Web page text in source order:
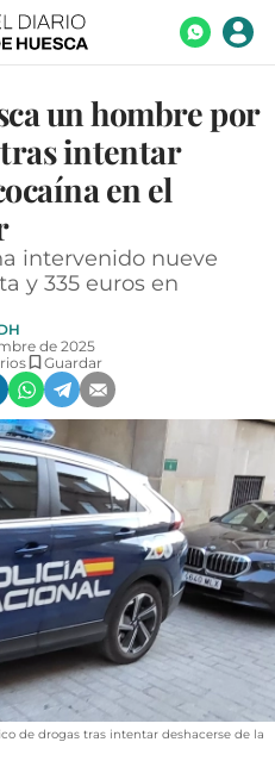
un hombre por
intentar
en el
intervenido nueve
y 335 euros en
de 2025
Guardar
de drogas tras intentar deshacerse de la